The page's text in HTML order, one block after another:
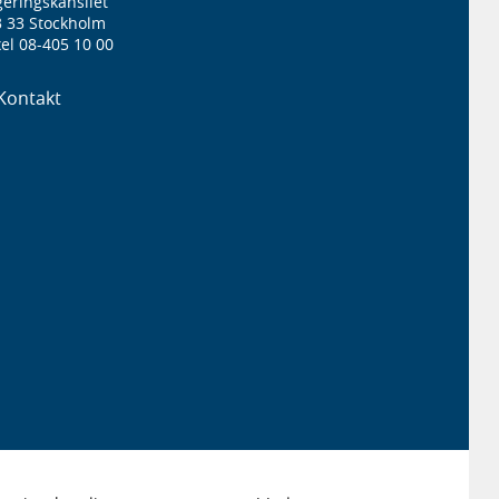
33 Stockholm
08-405 10 00